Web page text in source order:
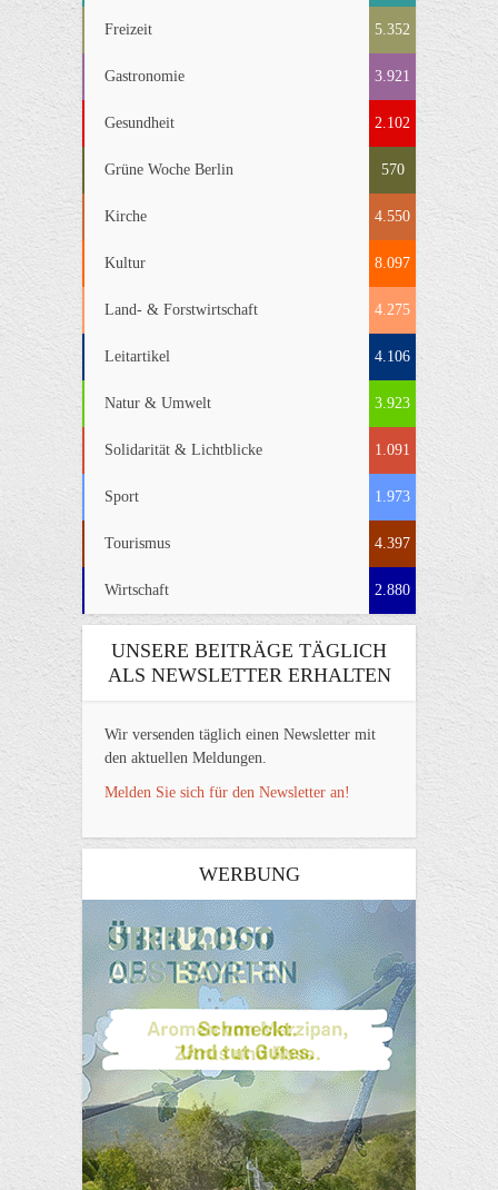
Freizeit 5.352
Gastronomie 3.921
Gesundheit 2.102
Grüne Woche Berlin 570
Kirche 4.550
Kultur 8.097
Land- & Forstwirtschaft 4.275
Leitartikel 4.106
Natur & Umwelt 3.923
Solidarität & Lichtblicke 1.091
Sport 1.973
Tourismus 4.397
Wirtschaft 2.880
UNSERE BEITRÄGE TÄGLICH
ALS NEWSLETTER ERHALTEN
Wir versenden täglich einen Newsletter mit
den aktuellen Meldungen.
Melden Sie sich für den Newsletter an!
WERBUNG